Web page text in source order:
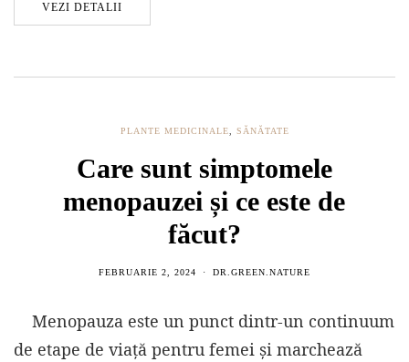
VEZI DETALII
PLANTE MEDICINALE SĂNĂTATE
Care sunt simptomele
menopauzei și ce este de
făcut?
FEBRUARIE 2, 2024 DR.GREEN.NATURE
Menopauza este un punct dintr-un continuum
de etape de viață pentru femei și marchează